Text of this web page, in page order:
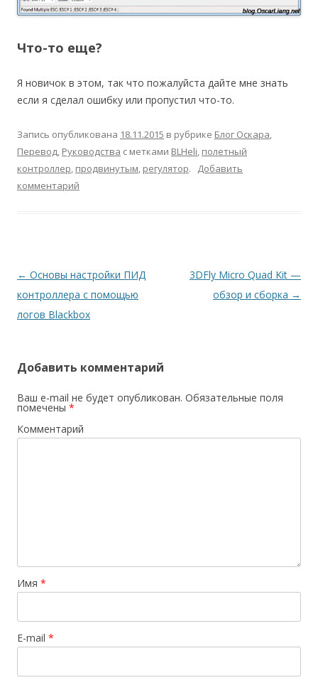
Что-то еще?
Я новичок в этом, так что пожалуйста дайте мне знать
если я сделал ошибку или пропустил что-то.
Запись опубликована 18.11.2015 в рубрике Блог Оскара,
Перевод, Руководства с метками BLHeli, полетный
контроллер, продвинутым, регулятор. Добавить
комментарий
Навигация
по
записям
← Основы настройки ПИД
контроллера с помощью
логов Blackbox
3DFly Micro Quad Kit —
обзор и сборка →
Добавить комментарий
Ваш e-mail не будет опубликован. Обязательные поля
помечены *
Комментарий
Имя *
E-mail *